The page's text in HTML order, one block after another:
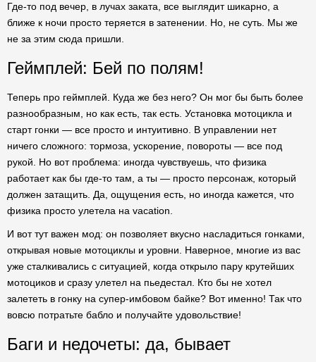
Где-то под вечер, в лучах заката, все выглядит шикарно, а
ближе к ночи просто теряется в затенении. Но, не суть. Мы же
не за этим сюда пришли.
Геймплей: Бей по полям!
Теперь про геймплей. Куда же без него? Он мог бы быть более
разнообразным, но как есть, так есть. Установка мотоцикла и
старт гонки — все просто и интуитивно. В управлении нет
ничего сложного: тормоза, ускорение, повороты — все под
рукой. Но вот проблема: иногда чувствуешь, что физика
работает как бы где-то там, а ты — просто персонаж, который
должен затащить. Да, ощущения есть, но иногда кажется, что
физика просто улетела на vacation.
И вот тут важен мод: он позволяет вкусно насладиться гонками,
открывая новые мотоциклы и уровни. Наверное, многие из вас
уже сталкивались с ситуацией, когда открыло пару крутейших
мотоциков и сразу улетел на пьедестал. Кто бы не хотел
залететь в гонку на супер-имбовом байке? Вот именно! Так что
вовсю потратьте бабло и получайте удовольствие!
Баги и недочеты: да, бывает